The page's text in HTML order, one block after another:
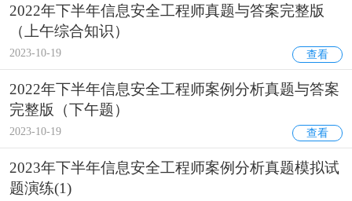
2022年下半年信息安全工程师真题与答案完整版
（上午综合知识）
2023-10-19 查看
2022年下半年信息安全工程师案例分析真题与答案
完整版（下午题）
2023-10-19 查看
2023年下半年信息安全工程师案例分析真题模拟试
题演练(1)